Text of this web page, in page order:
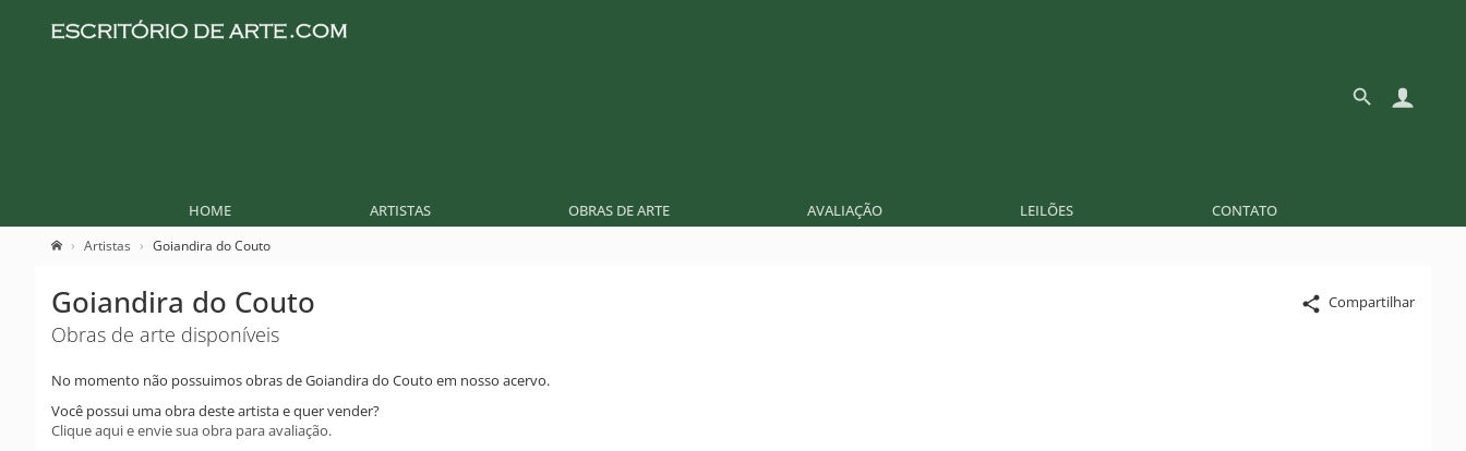
HOME ARTISTAS OBRAS DE ARTE AVALIAÇÃO LEILÕES CONTATO
Artistas Goiandira do Couto
Compartilhar
Goiandira do Couto
Obras de arte disponíveis
No momento não possuimos obras de Goiandira do Couto em nosso acervo.
Você possui uma obra deste artista e quer vender?
Clique aqui e envie sua obra para avaliação.